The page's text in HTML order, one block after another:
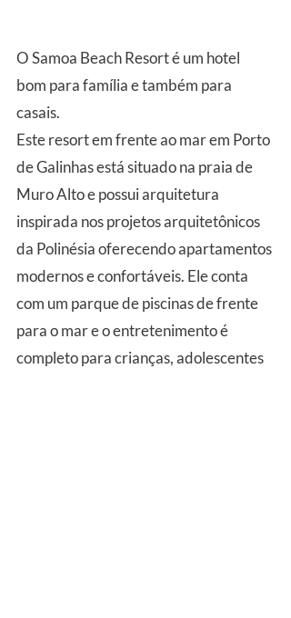
O Samoa Beach Resort é um hotel
bom para família e também para
casais.
Este resort em frente ao mar em Porto
de Galinhas está situado na praia de
Muro Alto e possui arquitetura
inspirada nos projetos arquitetônicos
da Polinésia oferecendo apartamentos
modernos e confortáveis. Ele conta
com um parque de piscinas de frente
para o mar e o entretenimento é
completo para crianças, adolescentes